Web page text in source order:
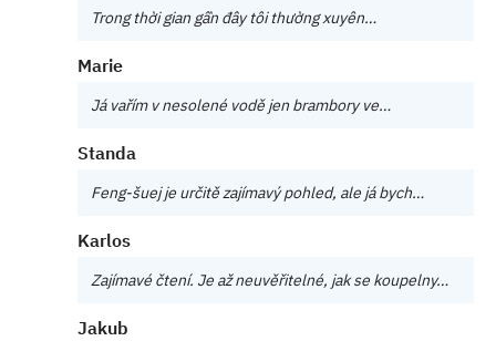
Trong thời gian gần đây tôi thường xuyên…
Marie
Já vařím v nesolené vodě jen brambory ve…
Standa
Feng-šuej je určitě zajímavý pohled, ale já bych…
Karlos
Zajímavé čtení. Je až neuvěřitelné, jak se koupelny…
Jakub